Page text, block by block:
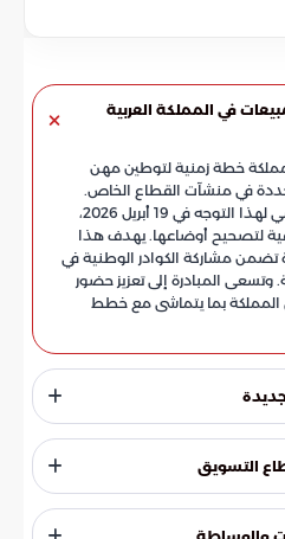
في المملكة العربية
خطة زمنية لتوطين مهن
في منشآت القطاع الخاص.
ومن المقرر بدء التفعيل الرسمي لهذا التوجه في 19 أبريل 2026،
لتصحيح أوضاعها. يهدف هذا
تضمن مشاركة الكوادر الوطنية في
المبادرة إلى تعزيز حضور
بما يتماشى مع خطط
الموظفين السعوديين في
تخصصات التسويق والمبيعات إلى 60% من إجمالي العاملين
كافة الكيانات التي تضم ثلاثة
التسويق
الوظيفية في مجال
ووكلاء الدعاية والإعلان